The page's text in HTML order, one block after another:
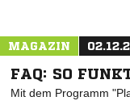
MAGAZIN
FAQ: SO
Mit dem Programm